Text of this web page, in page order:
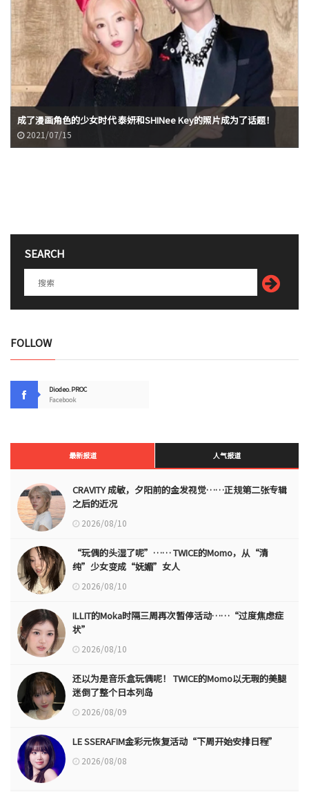
成了漫画角色的少女时代 泰妍和SHINee Key的照片成为了话题！
2021/07/15
SEARCH
FOLLOW
Diodeo.PROC
Facebook
最新报道 人气报道
CRAVITY 成敏，夕阳前的金发视觉……正规第二张专辑
之后的近况
2026/08/10
“玩偶的头湿了呢”…… TWICE的Momo，从“清
纯”少女变成“妩媚”女人
2026/08/10
ILLIT的Moka时隔三周再次暂停活动……“过度焦虑症
状”
2026/08/10
还以为是音乐盒玩偶呢！ TWICE的Momo以无瑕的美腿
迷倒了整个日本列岛
2026/08/09
LE SSERAFIM金彩元恢复活动“下周开始安排日程”
2026/08/08